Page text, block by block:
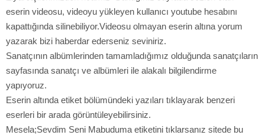
eserin videosu, videoyu yükleyen kullanıcı youtube hesabını
kapattığında silinebiliyor.Videosu olmayan eserin altına yorum
yazarak bizi haberdar ederseniz seviniriz.
Sanatçının albümlerinden tamamladığımız olduğunda sanatçıların
sayfasında sanatçı ve albümleri ile alakalı bilgilendirme
yapıyoruz.
Eserin altında etiket bölümündeki yazıları tıklayarak benzeri
eserleri bir arada görüntüleyebilirsiniz.
Mesela;Sevdim Seni Mabuduma etiketini tıklarsanız sitede bu